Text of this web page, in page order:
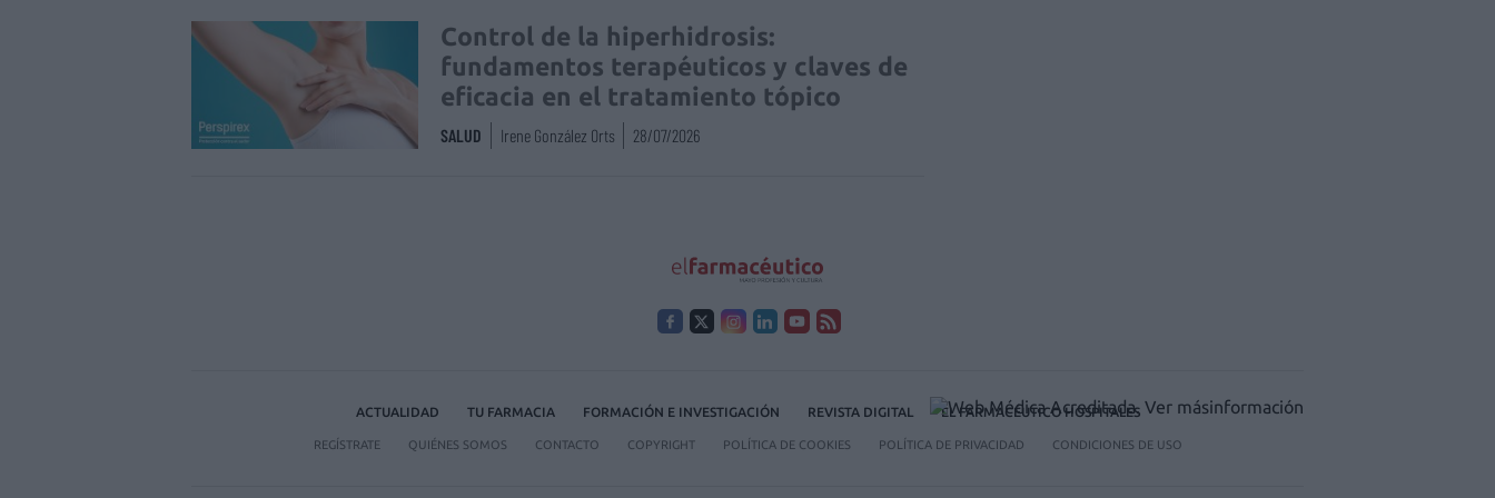
Control de la hiperhidrosis:
fundamentos terapéuticos y claves de
eficacia en el tratamiento tópico
SALUD Irene González Orts 28/07/2026
ACTUALIDAD TU FARMACIA FORMACIÓN E INVESTIGACIÓN REVISTA DIGITAL EL FARMACÉUTICO HOSPITALES
REGÍSTRATE QUIÉNES SOMOS CONTACTO COPYRIGHT POLÍTICA DE COOKIES POLÍTICA DE PRIVACIDAD CONDICIONES DE USO